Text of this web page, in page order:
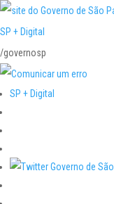
SP + Digital
/governosp
SP + Digital